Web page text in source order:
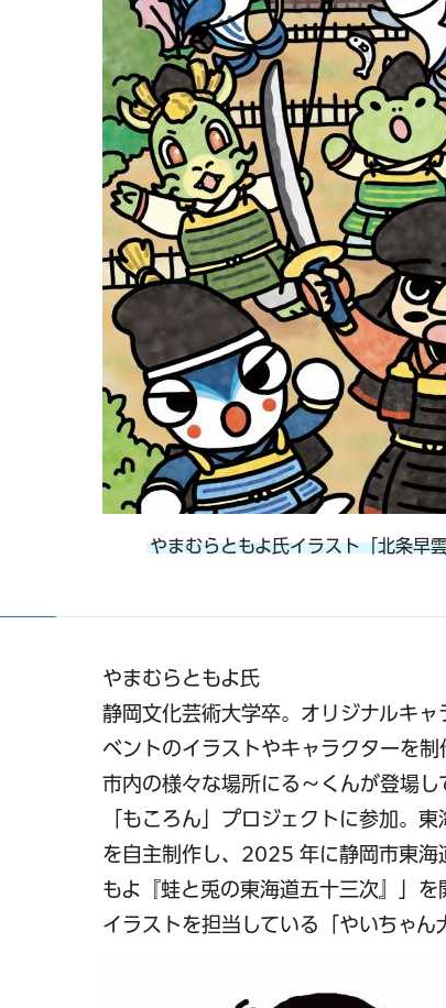
やまむらともよ氏イラスト「北条早
やまむらともよ氏
静岡文化芸術大学卒。オリジナルキ
ベントのイラストやキャラクターを
市内の様々な場所にる～くんが登場
「もころん」プロジェクトに参加。
を自主制作し、2025 年に静岡市東海
もよ『蛙と兎の東海道五十三次』」を
イラストを担当している「やいちゃ